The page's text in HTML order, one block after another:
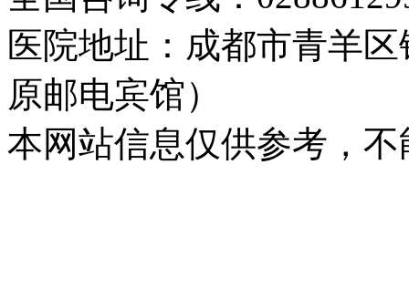
医院地址：成都市青羊
原邮电宾馆）
本网站信息仅供参考，